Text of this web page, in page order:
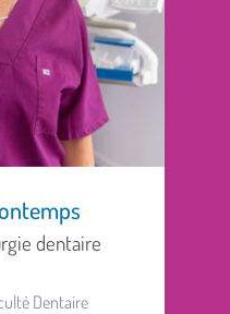
dentaire
Dentaire